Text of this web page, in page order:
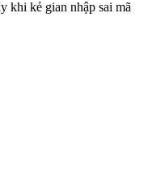
khi kẻ gian nhập sai mã